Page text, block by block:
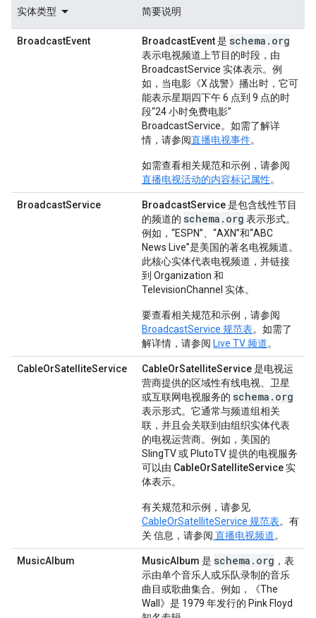
实体类型 简要说明
BroadcastEvent BroadcastEvent是 schema.org
表示电视频道上节目的时段，由
BroadcastService 实体表示。例
如，当电影《X 战警》播出时，它可
能表示星期四下午 6 点到 9 点的时
段“24 小时免费电影”
BroadcastService。如需了解详
情，请参阅直播电视事件。
如需查看相关规范和示例，请参阅
直播电视活动的内容标记属性。
BroadcastService BroadcastService是包含线性节目
的频道的 schema.org 表示形式。
例如，“ESPN”、“AXN”和“ABC
News Live”是美国的著名电视频道。
此核心实体代表电视频道，并链接
到 Organization 和
TelevisionChannel 实体。
要查看相关规范和示例，请参阅
BroadcastService 规范表。如需了
解详情，请参阅 Live TV 频道。
CableOrSatelliteService CableOrSatelliteService是电视运
营商提供的区域性有线电视、卫星
或互联网电视服务的 schema.org
表示形式。它通常与频道组相关
联，并且会关联到由组织实体代表
的电视运营商。例如，美国的
SlingTV 或 PlutoTV 提供的电视服务
可以由 CableOrSatelliteService 实
体表示。
有关规范和示例，请参见
CableOrSatelliteService 规范表。有
关 信息，请参阅 直播电视频道。
MusicAlbum MusicAlbum 是 schema.org ，表
示由单个音乐人或乐队录制的音乐
曲目或歌曲集合。例如，《The
Wall》是 1979 年发行的 Pink Floyd